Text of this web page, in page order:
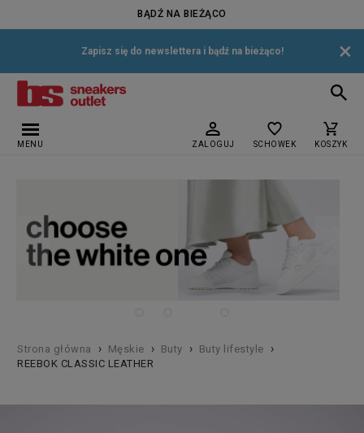
BĄDŹ NA BIEŻĄCO
Zapisz się do newslettera i bądź na bieżąco! ×
MENU ZALOGUJ SCHOWEK KOSZYK
Strona główna › Męskie › Buty › Buty lifestyle ›
REEBOK CLASSIC LEATHER